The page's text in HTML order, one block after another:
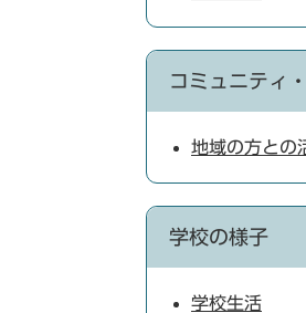
コミュニティ
地域の方との
学校の様子
学校生活